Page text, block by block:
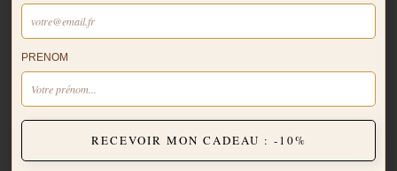
30ème anniversaire du Centre
Takiwasi
A l’occasion du 30ème anniversaire du Centre Takiwasi, nous
vous relayons ce documentaire qui offre une rétrospective des
trois décennies d’intense travail clinique et de recherche sur les
PRENOM
RECEVOIR MON CADEAU : -10%